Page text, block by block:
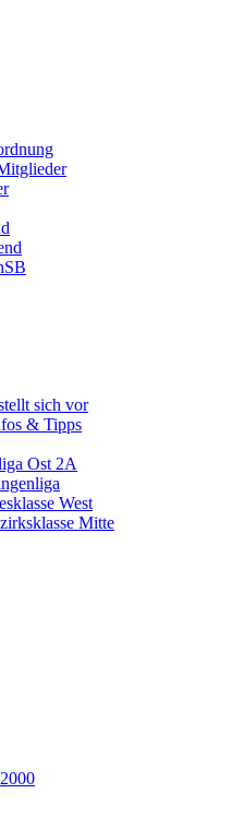
sich vor
& Tipps
Ost 2A
West
Mitte